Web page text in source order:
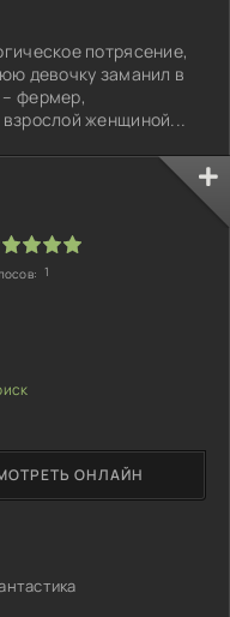
потрясение,
девочку заманил в
фермер,
женщиной...
ОНЛАЙН
1